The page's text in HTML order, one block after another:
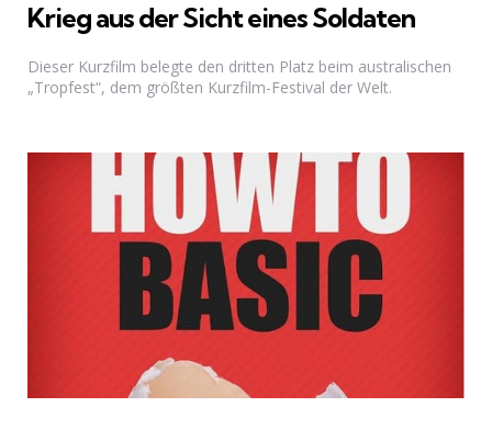
Krieg aus der Sicht eines Soldaten
Dieser Kurzfilm belegte den dritten Platz beim australischen
„Tropfest“, dem größten Kurzfilm-Festival der Welt.